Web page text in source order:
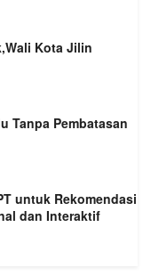
Kota Jilin
Tanpa Pembatasan
untuk Rekomendasi
dan Interaktif